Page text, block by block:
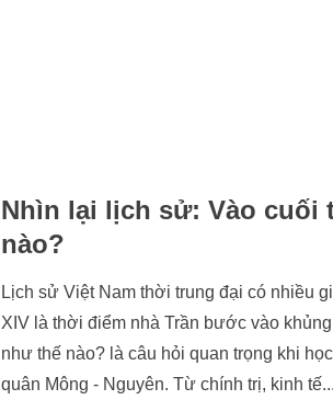
Nhìn lại lịch sử: Vào cuối
nào?
Lịch sử Việt Nam thời trung đại có nhiều
XIV là thời điểm nhà Trần bước vào
như thế nào? là câu hỏi quan trọng khi
quân Mông - Nguyên. Từ chính trị, kinh tế...